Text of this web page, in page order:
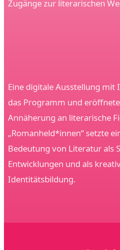
Zugänge zur literarischen
Eine digitale Ausstellung
das Programm und
Annäherung an literarische
„Romanheld*innen“ setzte
Bedeutung von Literatur als
Entwicklungen und als
Identitätsbildung.